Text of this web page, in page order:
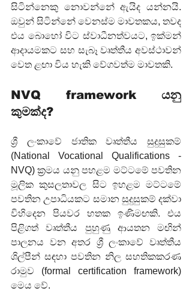
සිටින්නෙකු නොවන්නේ ඇයිද යන්නයි.
ඔවුන් සිටින්නේ වෙනස්ම මාවතකය, තවද
එය බොහෝ විට ස්වාධීනත්වයට, ඉක්මන්
ආදායමකට සහ සැබෑ වෘත්තීය අවස්ථාවන්
වෙත ළඟා විය හැකි වේගවත්ම මාවතකි.
NVQ framework යනු
කුමක්ද?
ශ්‍රී ලංකාවේ ජාතික වෘත්තීය සුදුසුකම්
(National Vocational Qualifications -
NVQ) ක්‍රමය යනු පහළම මට්ටමේ පවතින
මූලික කුසලතාවල සිට ඉහළම මට්ටමේ
පවතින උපාධියකට සමාන සුදුසුකම් දක්වා
විහිදෙන පියවර හතක ඉණිමඟකි. එය
පිළිගත් වෘත්තීය පුහුණු ආයතන මඟින්
පාලනය වන අතර ශ්‍රී ලංකාවේ වෘත්තීය
ශිල්පීන් සඳහා පවතින නිල සහතිකකරණ
රාමුව (formal certification framework)
මෙය වේ.